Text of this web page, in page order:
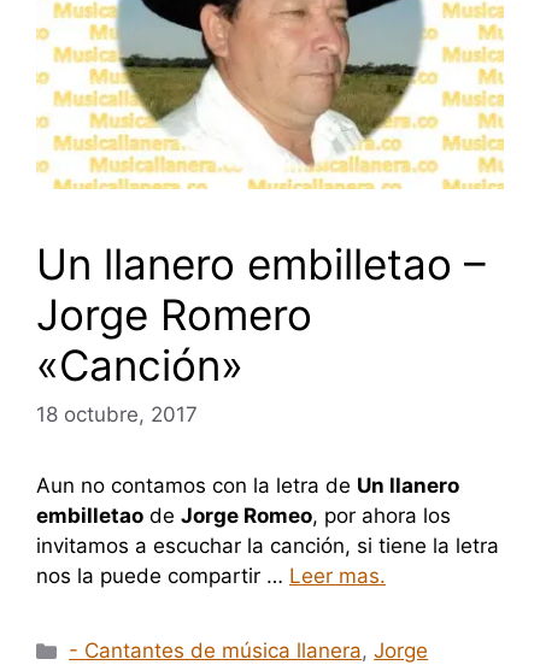
Un llanero embilletao –
Jorge Romero
«Canción»
18 octubre, 2017
Aun no contamos con la letra de Un llanero
embilletao de Jorge Romeo, por ahora los
invitamos a escuchar la canción, si tiene la letra
nos la puede compartir … Leer mas.
Categorías
- Cantantes de música llanera,Jorge